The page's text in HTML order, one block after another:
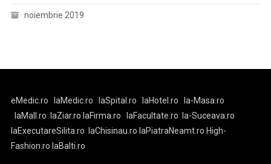
noiembrie 2019
eMedic.ro laMedic.ro laSpital.ro laHotel.ro
la-Masa.ro
laMall.ro
laZiar.ro laFirma.ro laFacultate.ro
la-Suceava.ro
laExecutareSilita.ro
laChisinau.ro laPiatraNeamt.ro High-
Fashion.ro laBalti.ro